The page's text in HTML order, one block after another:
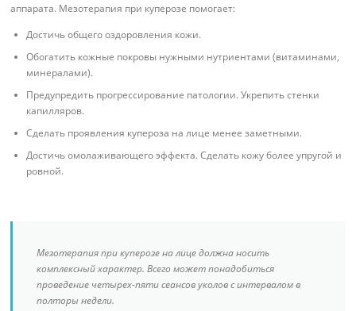
аппарата. Мезотерапия при куперозе помогает:
Достичь общего оздоровления кожи.
Обогатить кожные покровы нужными нутриентами (витаминами,
минералами).
Предупредить прогрессирование патологии. Укрепить стенки
капилляров.
Сделать проявления купероза на лице менее заметными.
Достичь омолаживающего эффекта. Сделать кожу более упругой и
ровной.
Мезотерапия при куперозе на лице должна носить
комплексный характер. Всего может понадобиться
проведение четырех-пяти сеансов уколов с интервалом в
полторы недели.